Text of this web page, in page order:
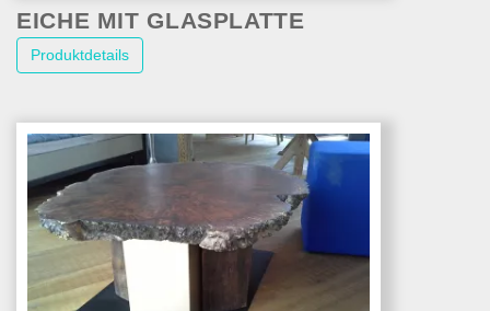
EICHE MIT GLASPLATTE
Produktdetails